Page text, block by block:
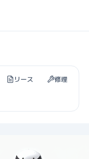
リース
修理